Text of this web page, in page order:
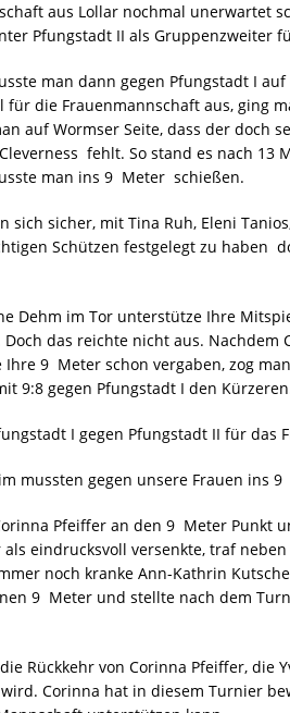
aus Lollar nochmal unerwartet
Pfungstadt II als Gruppenzweiter
man dann gegen Pfungstadt I
für die Frauenmannschaft aus, ging
auf Wormser Seite, dass der doch
fehlt. So stand es nach 13
man ins 9  Meter schießen.
sich sicher, mit Tina Ruh, Eleni
Schützen festgelegt zu haben 
Dehm im Tor unterstütze Ihre
Doch das reichte nicht aus.
9  Meter schon vergaben, zog
9:8 gegen Pfungstadt I den
I gegen Pfungstadt II für das
mussten gegen unsere Frauen ins 9
Pfeiffer an den 9  Meter Punkt
als eindrucksvoll versenkte, traf
noch kranke Ann-Kathrin
9  Meter und stellte nach dem
Rückkehr von Corinna Pfeiffer, die
Corinna hat in diesem Turnier